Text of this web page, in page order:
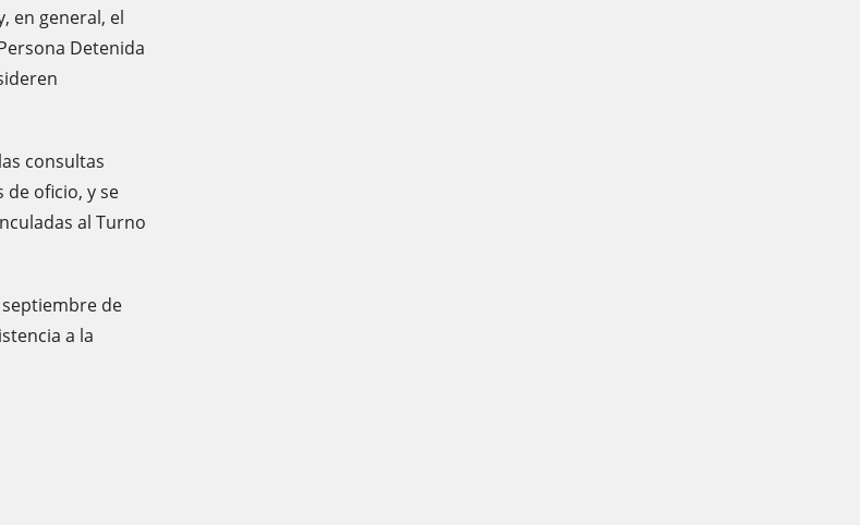
en general, el
Detenida
consultas
de oficio, y se
al Turno
septiembre de
a la